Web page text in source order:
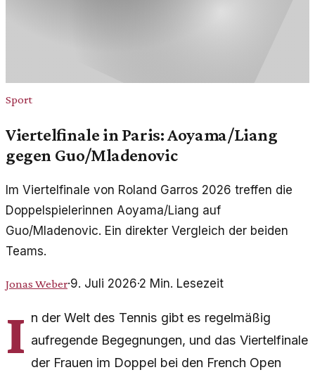
Sport
Viertelfinale in Paris: Aoyama/Liang
gegen Guo/Mladenovic
Im Viertelfinale von Roland Garros 2026 treffen die
Doppelspielerinnen Aoyama/Liang auf
Guo/Mladenovic. Ein direkter Vergleich der beiden
Teams.
Jonas Weber·9. Juli 2026·2 Min. Lesezeit
I n der Welt des Tennis gibt es regelmäßig
aufregende Begegnungen, und das Viertelfinale
der Frauen im Doppel bei den French Open